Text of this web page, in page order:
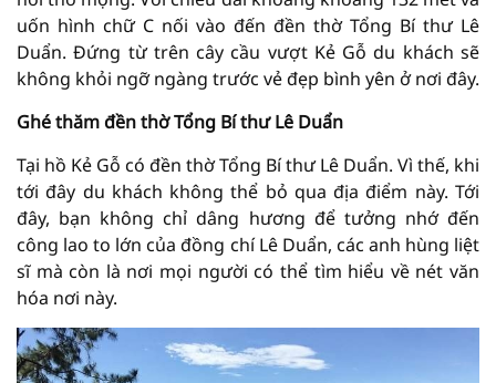
uốn hình chữ C nối vào đến đền thờ Tổng Bí thư Lê
Duẩn. Đứng từ trên cây cầu vượt Kẻ Gỗ du khách sẽ
không khỏi ngỡ ngàng trước vẻ đẹp bình yên ở nơi đây.
Ghé thăm đền thờ Tổng Bí thư Lê Duẩn
Tại hồ Kẻ Gỗ có đền thờ Tổng Bí thư Lê Duẩn. Vì thế, khi
tới đây du khách không thể bỏ qua địa điểm này. Tới
đây, bạn không chỉ dâng hương để tưởng nhớ đến
công lao to lớn của đồng chí Lê Duẩn, các anh hùng liệt
sĩ mà còn là nơi mọi người có thể tìm hiểu về nét văn
hóa nơi này.